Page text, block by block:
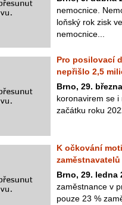
nemocnice.
loňský rok zisk
nemocnice...
Pro posilovací
nepřišlo 2,5
Brno, 29.
koronavirem se
začátku roku
K očkování
zaměstnavatelů
Brno, 29. ledna
zaměstnance v
pouze 23 %